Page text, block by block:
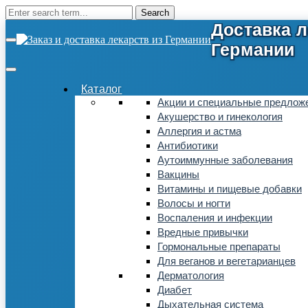
Каталог
Акции и специальные
Акушерство и гинекология
Аллергия и астма
Антибиотики
Аутоиммунные заболевания
Вакцины
Витамины и пищевые добавки
Волосы и ногти
Воспаления и инфекции
Вредные привычки
Гормональные препараты
Для веганов и вегетарианцев
Дерматология
Диабет
Дыхательная система